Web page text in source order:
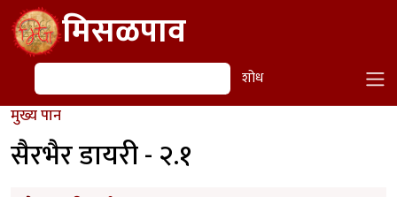
Skip to main contentमिसळपाव
शोध शोध
मुख्य पान
सैरभैर डायरी - २.१